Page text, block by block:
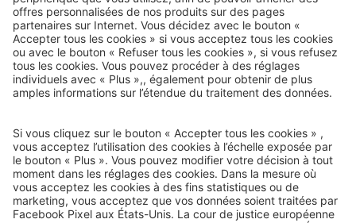
Courrier de voyage
e-mail-newsletter :